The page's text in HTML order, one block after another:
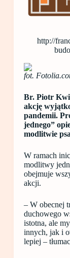
http://
fot.
Br. Piotr
akcję
pandemii.
jednego”
modlitwie
W ramach
modlitwy
obejmuje
akcji.
– W obecnej
duchowego
istotna, ale
innych, jak i
lepiej –